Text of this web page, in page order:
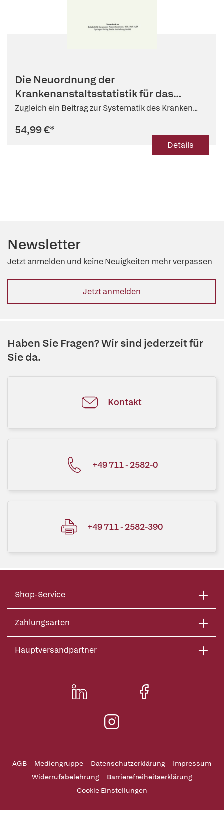
Die Neuordnung der
Krankenanstaltsstatistik für das
Deutsche Reich
Zugleich ein Beitrag zur Systematik des Kranken...
54,99 €*
Details
Newsletter
Jetzt anmelden und keine Neuigkeiten mehr verpassen
Jetzt anmelden
Haben Sie Fragen? Wir sind jederzeit für
Sie da.
Kontakt
+49 711 - 2582-0
+49 711 - 2582-390
Shop-Service
Zahlungsarten
Hauptversandpartner
AGB Mediengruppe Datenschutzerklärung
Impressum
Widerrufsbelehrung
Barrierefreiheitserklärung
Cookie Einstellungen